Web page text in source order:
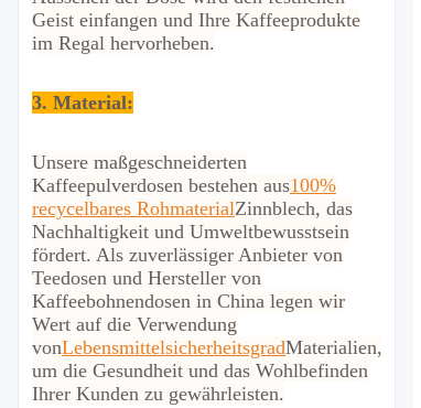
Geist einfangen und Ihre Kaffeeprodukte
im Regal hervorheben.
3. Material:
Unsere maßgeschneiderten
Kaffeepulverdosen bestehen aus100%
recycelbares RohmaterialZinnblech, das
Nachhaltigkeit und Umweltbewusstsein
fördert. Als zuverlässiger Anbieter von
Teedosen und Hersteller von
Kaffeebohnendosen in China legen wir
Wert auf die Verwendung
vonLebensmittelsicherheitsgradMaterialien,
um die Gesundheit und das Wohlbefinden
Ihrer Kunden zu gewährleisten.